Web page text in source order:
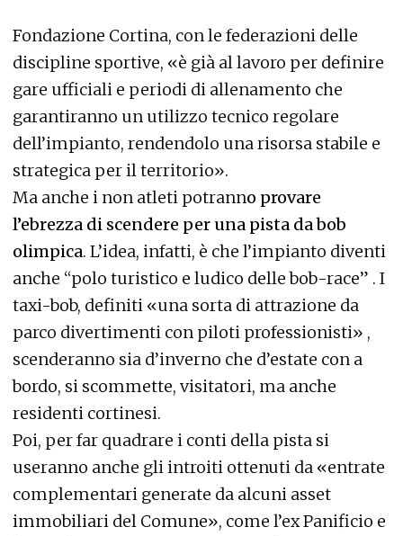
Fondazione Cortina, con le federazioni delle
discipline sportive, «è già al lavoro per definire
gare ufficiali e periodi di allenamento che
garantiranno un utilizzo tecnico regolare
dell’impianto, rendendolo una risorsa stabile e
strategica per il territorio».
Ma anche i non atleti potranno provare
l’ebrezza di scendere per una pista da bob
olimpica. L’idea, infatti, è che l’impianto diventi
anche “polo turistico e ludico delle bob-race” . I
taxi-bob, definiti «una sorta di attrazione da
parco divertimenti con piloti professionisti» ,
scenderanno sia d’inverno che d’estate con a
bordo, si scommette, visitatori, ma anche
residenti cortinesi.
Poi, per far quadrare i conti della pista si
useranno anche gli introiti ottenuti da «entrate
complementari generate da alcuni asset
immobiliari del Comune», come l’ex Panificio e